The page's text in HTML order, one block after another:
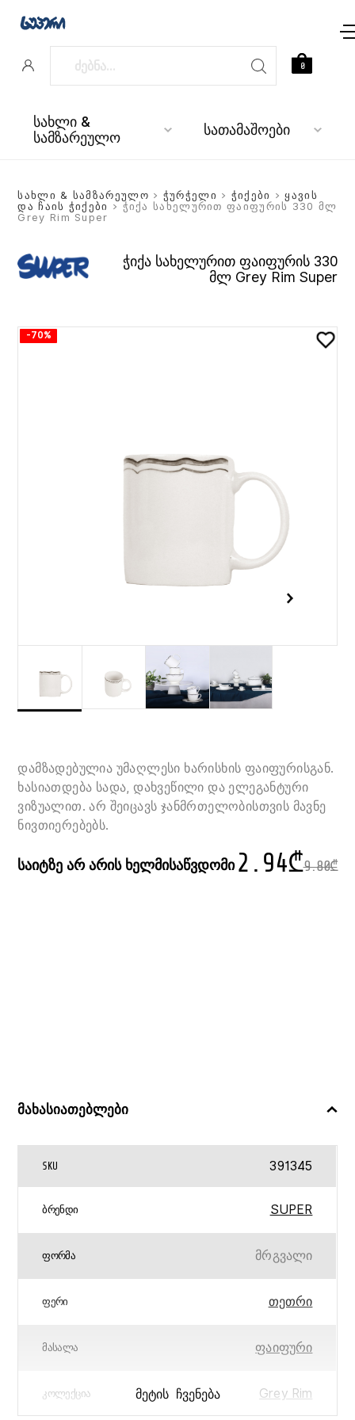
სახლი &
სამზარეულო სათამაშოები
0
სახლი & სამზარეულო > ჭურჭელი > ჭიქები >ყავის
და ჩაის ჭიქები > ჭიქა სახელურით ფაიფურის 330 მლ
Grey Rim Super
ჭიქა სახელურით ფაიფურის 330
მლ Grey Rim Super
-70%
დამზადებულია უმაღლესი ხარისხის ფაიფურისგან.
ხასიათდება სადა, დახვეწილი და ელეგანტური
ვიზუალით. არ შეიცავს ჯანმრთელობისთვის მავნე
ნივთიერებებს.
9.80₾
2.94₾
საიტზე არ არის ხელმისაწვდომი
მახასიათებლები
SKU 391345
ᲑᲠᲔᲜᲓᲘ SUPER
ᲤᲝᲠᲛᲐ მრგვალი
ᲤᲔᲠᲘ თეთრი
ᲛᲐᲡᲐᲚᲐ ფაიფური
ᲙᲝᲚᲔᲥᲪᲘᲐ Grey Rim
ᲛᲔᲢᲘᲡ ᲩᲕᲔᲜᲔᲑᲐ